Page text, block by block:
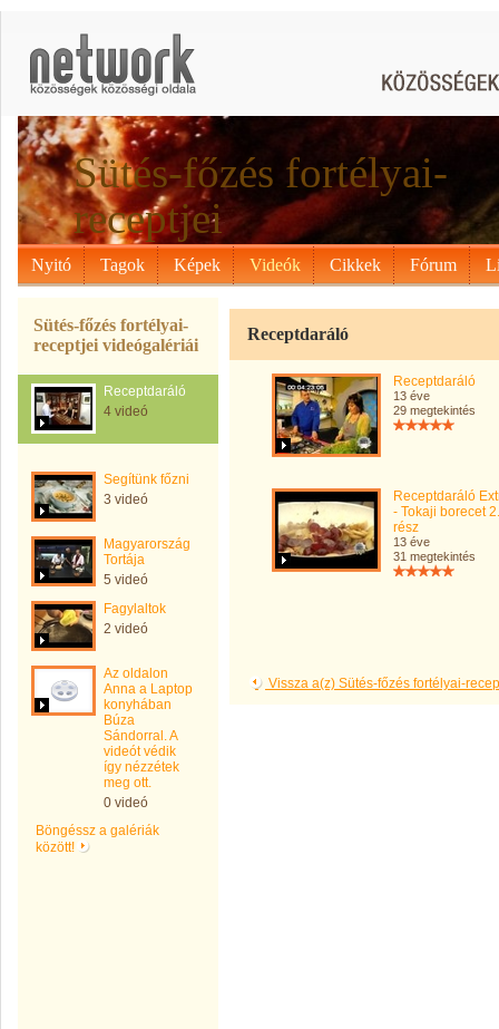
Sütés-főzés fortélyai-
receptjei
Nyitó Tagok Képek Videók Cikkek Fórum
Sütés-főzés fortélyai-
receptjei videógalériái
Receptdaráló
4 videó
Segítünk főzni
3 videó
Magyarország
Tortája
5 videó
Fagylaltok
2 videó
Az oldalon
Anna a Laptop
konyhában
Búza
Sándorral. A
videót védik
így nézzétek
meg ott.
0 videó
Böngéssz a galériák
között!
Receptdaráló
Receptdaráló
13 éve
29 megtekintés
Receptdaráló
- Tokaji borecet 2.
rész
13 éve
31 megtekintés
Vissza a(z) Sütés-főzés fortélyai-